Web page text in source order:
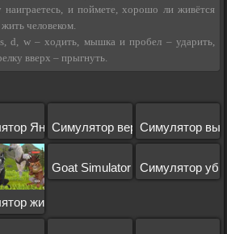
и поймете, хорошо ли живётся
человеком.
d, w – ходить, мышка и пробел – ударить,
вверх – прыгнуть.
ЯндереСимулятор вертолета
Симулятор
жизни зверей
Goat Simulator Симулятор